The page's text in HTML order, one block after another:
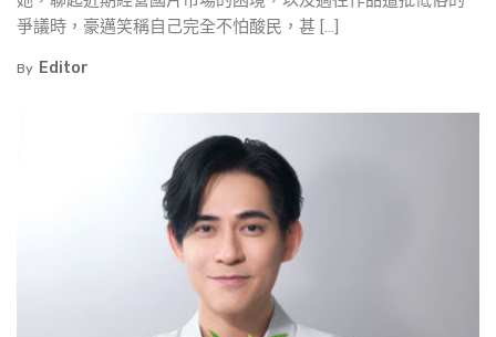
爭議時，豪邁笑稱自己完全不怕酸民，甚 […]
By Editor